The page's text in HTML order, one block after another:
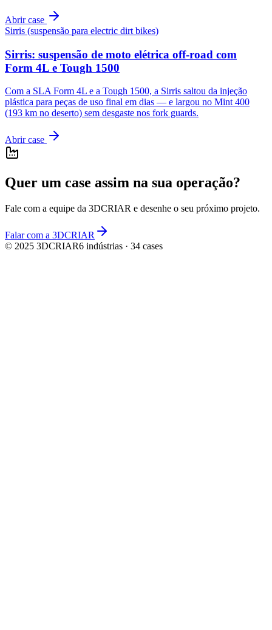
Abrir case
Sirris (suspensão para electric dirt bikes)
Sirris: suspensão de moto elétrica off-road com
Form 4L e Tough 1500
Com a SLA Form 4L e a Tough 1500, a Sirris saltou da injeção
plástica para peças de uso final em dias — e largou no Mint 400
(193 km no deserto) sem desgaste nos fork guards.
Abrir case
Quer um case assim na sua operação?
Fale com a equipe da 3DCRIAR e desenhe o seu próximo projeto.
Falar com a 3DCRIAR
© 2025 3DCRIAR6 indústrias · 34 cases